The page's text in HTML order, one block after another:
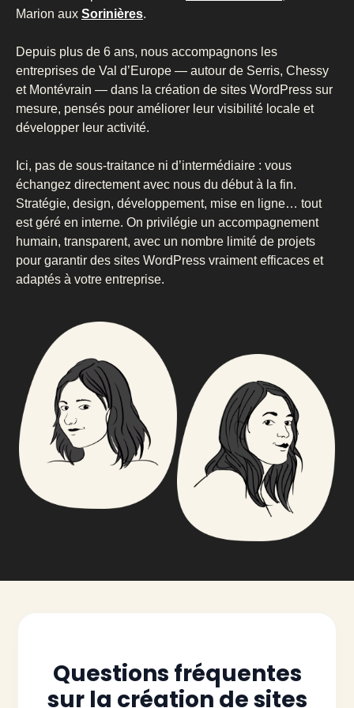
Marion aux Sorinières.
Depuis plus de 6 ans, nous accompagnons les
entreprises de Val d’Europe — autour de Serris, Chessy
et Montévrain — dans la création de sites WordPress sur
mesure, pensés pour améliorer leur visibilité locale et
développer leur activité.
Ici, pas de sous-traitance ni d’intermédiaire : vous
échangez directement avec nous du début à la fin.
Stratégie, design, développement, mise en ligne… tout
est géré en interne. On privilégie un accompagnement
humain, transparent, avec un nombre limité de projets
pour garantir des sites WordPress vraiment efficaces et
adaptés à votre entreprise.
Questions fréquentes
sur la création de sites